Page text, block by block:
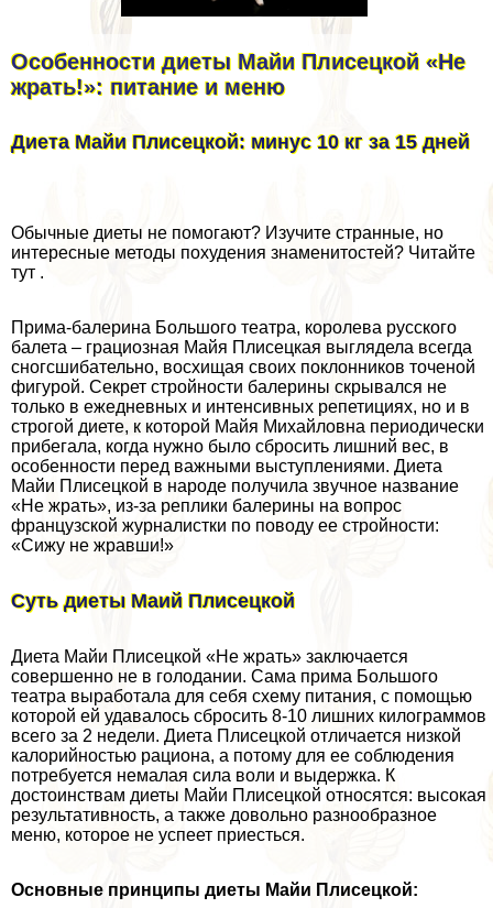
Особенности диеты Майи Плисецкой «Не
жрать!»: питание и меню
Диета Майи Плисецкой: минус 10 кг за 15 дней
Обычные диеты не помогают? Изучите странные, но
интересные методы похудения знаменитостей? Читайте
тут .
Прима-балерина Большого театра, королева русского
балета – грациозная Майя Плисецкая выглядела всегда
сногсшибательно, восхищая своих поклонников точеной
фигурой. Секрет стройности балерины скрывался не
только в ежедневных и интенсивных репетициях, но и в
строгой диете, к которой Майя Михайловна периодически
прибегала, когда нужно было сбросить лишний вес, в
особенности перед важными выступлениями. Диета
Майи Плисецкой в народе получила звучное название
«Не жрать», из-за реплики балерины на вопрос
французской журналистки по поводу ее стройности:
«Сижу не жравши!»
Суть диеты Маий Плисецкой
Диета Майи Плисецкой «Не жрать» заключается
совершенно не в голодании. Сама прима Большого
театра выработала для себя схему питания, с помощью
которой ей удавалось сбросить 8-10 лишних килограммов
всего за 2 недели. Диета Плисецкой отличается низкой
калорийностью рациона, а потому для ее соблюдения
потребуется немалая сила воли и выдержка. К
достоинствам диеты Майи Плисецкой относятся: высокая
результативность, а также довольно разнообразное
меню, которое не успеет приесться.
Основные принципы диеты Майи Плисецкой: